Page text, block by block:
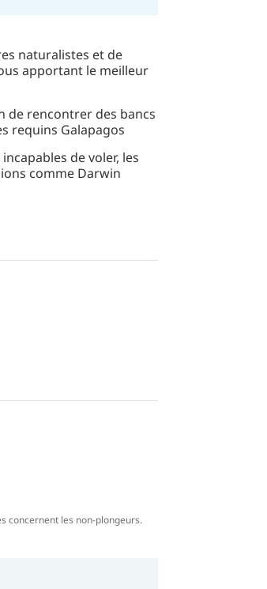
naturalistes et de
apportant le meilleur
de rencontrer des bancs
requins Galapagos
de voler, les
comme Darwin
de randonnées
concernent les non-plongeurs.